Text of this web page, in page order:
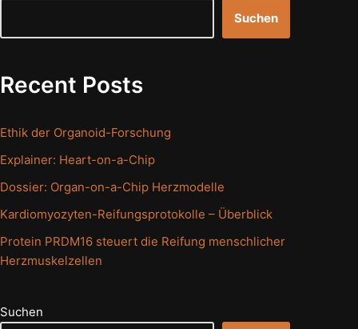
Suchen
Recent Posts
Ethik der Organoid-Forschung
Explainer: Heart-on-a-Chip
Dossier: Organ-on-a-Chip Herzmodelle
Kardiomyozyten-Reifungsprotokolle – Überblick
Protein PRDM16 steuert die Reifung menschlicher
Herzmuskelzellen
Suchen